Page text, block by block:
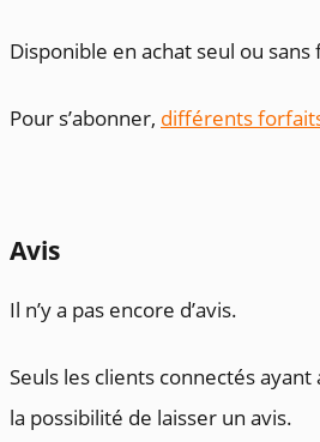
Disponible en achat seul ou
Pour s’abonner, différents
Avis
Il n’y a pas encore d’avis.
Seuls les clients connectés
la possibilité de laisser un avis.